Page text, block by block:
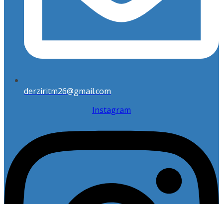
derziritm26@gmail.com
Instagram